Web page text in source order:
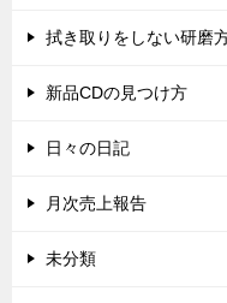
拭き取りをしない研磨
新品CDの見つけ方
日々の日記
月次売上報告
未分類